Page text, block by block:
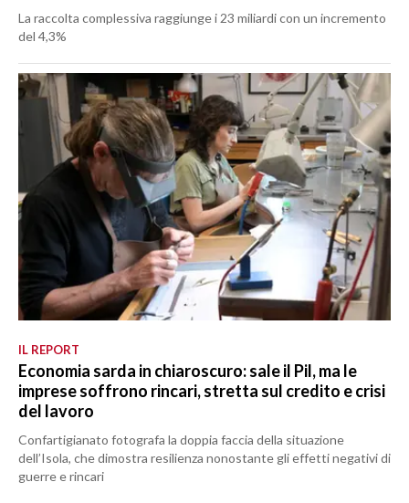
La raccolta complessiva raggiunge i 23 miliardi con un incremento
del 4,3%
IL REPORT
Economia sarda in chiaroscuro: sale il Pil, ma le
imprese soffrono rincari, stretta sul credito e crisi
del lavoro
Confartigianato fotografa la doppia faccia della situazione
dell’Isola, che dimostra resilienza nonostante gli effetti negativi di
guerre e rincari